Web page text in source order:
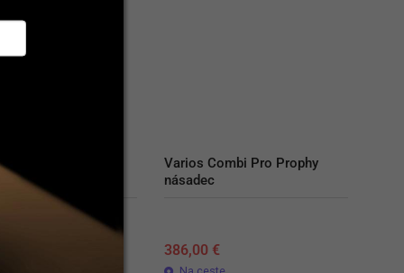
Duo
Varios Combi Pro Prophy
násadec
386,00 €